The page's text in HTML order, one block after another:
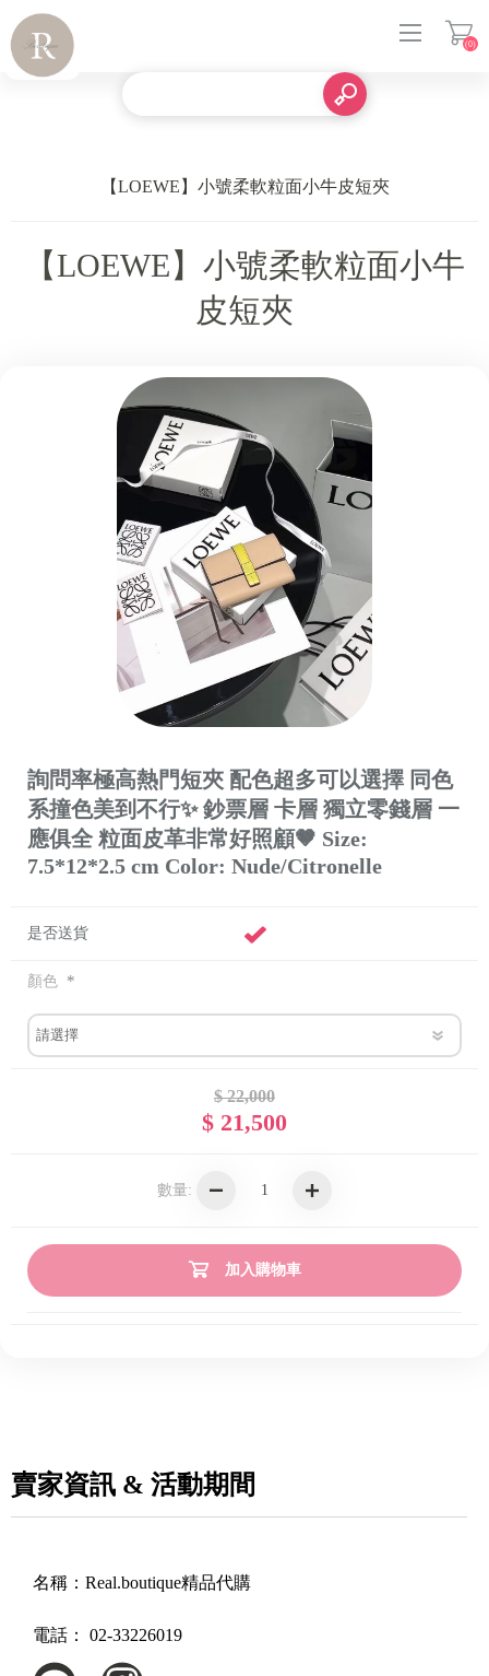
(0)
【LOEWE】小號柔軟粒面小牛皮短夾
【LOEWE】小號柔軟粒面小牛
皮短夾
詢問率極高熱門短夾 配色超多可以選擇 同色
系撞色美到不行✨ 鈔票層 卡層 獨立零錢層 一
應俱全 粒面皮革非常好照顧🤎 Size:
7.5*12*2.5 cm Color: Nude/Citronelle
是否送貨
顏色 *
$ 22,000
$ 21,500
數量:
加入購物車
賣家資訊 & 活動期間
名稱： Real.boutique精品代購
電話： 02-33226019